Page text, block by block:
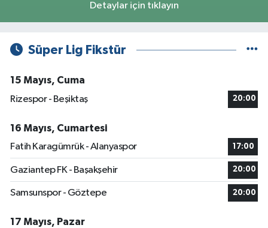
Detaylar için tıklayın
Süper Lig Fikstür
15 Mayıs, Cuma
Rizespor - Beşiktaş
20:00
16 Mayıs, Cumartesi
Fatih Karagümrük - Alanyaspor
17:00
Gaziantep FK - Başakşehir 20:00
Samsunspor - Göztepe 20:00
17 Mayıs, Pazar